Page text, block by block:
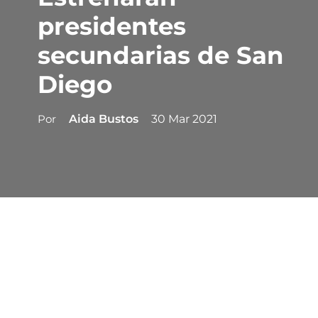
presidentes
secundarias de San
Diego
Por Aida Bustos 30 Mar 2021